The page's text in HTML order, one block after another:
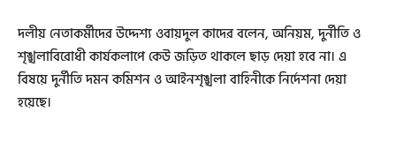
দলীয় নেতাকর্মীদের উদ্দেশ্য ওবায়দুল কাদের বলেন, অনিয়ম, দুর্নীতি ও
শৃঙ্খলাবিরোধী কার্যকলাপে কেউ জড়িত থাকলে ছাড় দেয়া হবে না। এ
বিষয়ে দুর্নীতি দমন কমিশন ও আইনশৃঙ্খলা বাহিনীকে নির্দেশনা দেয়া
হয়েছে।